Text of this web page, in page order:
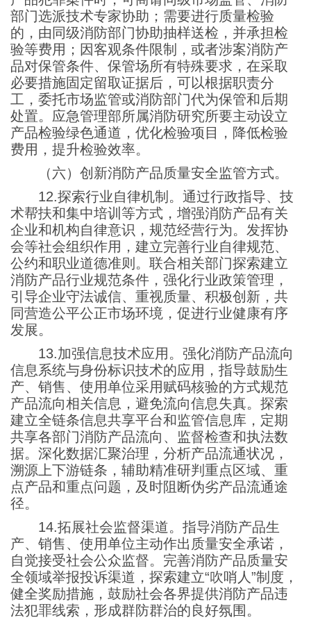
部门选派技术专家协助；需要进行质量检验
的，由同级消防部门协助抽样送检，并承担检
验等费用；因客观条件限制，或者涉案消防产
品对保管条件、保管场所有特殊要求，在采取
必要措施固定留取证据后，可以根据职责分
工，委托市场监管或消防部门代为保管和后期
处置。应急管理部所属消防研究所要主动设立
产品检验绿色通道，优化检验项目，降低检验
费用，提升检验效率。
（六）创新消防产品质量安全监管方式。
12.探索行业自律机制。通过行政指导、技
术帮扶和集中培训等方式，增强消防产品有关
企业和机构自律意识，规范经营行为。发挥协
会等社会组织作用，建立完善行业自律规范、
公约和职业道德准则。联合相关部门探索建立
消防产品行业规范条件，强化行业政策管理，
引导企业守法诚信、重视质量、积极创新，共
同营造公平公正市场环境，促进行业健康有序
发展。
13.加强信息技术应用。强化消防产品流向
信息系统与身份标识技术的应用，指导鼓励生
产、销售、使用单位采用赋码核验的方式规范
产品流向相关信息，避免流向信息失真。探索
建立全链条信息共享平台和监管信息库，定期
共享各部门消防产品流向、监督检查和执法数
据。深化数据汇聚治理，分析产品流通状况，
溯源上下游链条，辅助精准研判重点区域、重
点产品和重点问题，及时阻断伪劣产品流通途
径。
14.拓展社会监督渠道。指导消防产品生
产、销售、使用单位主动作出质量安全承诺，
自觉接受社会公众监督。完善消防产品质量安
全领域举报投诉渠道，探索建立“吹哨人”制度，
健全奖励措施，鼓励社会各界提供消防产品违
法犯罪线索，形成群防群治的良好氛围。